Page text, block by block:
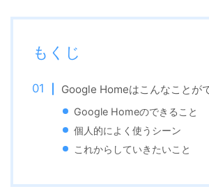
もくじ
Google Homeはこんなことが
Google Homeのできること
個人的によく使うシーン
これからしていきたいこと